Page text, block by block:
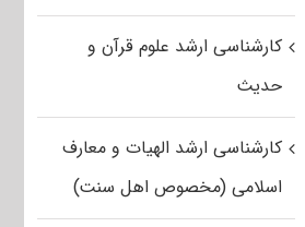
کارشناسی ارشد علوم قرآن و
حدیث
کارشناسی ارشد الهیات و معارف
اسلامی (مخصوص اهل سنت)